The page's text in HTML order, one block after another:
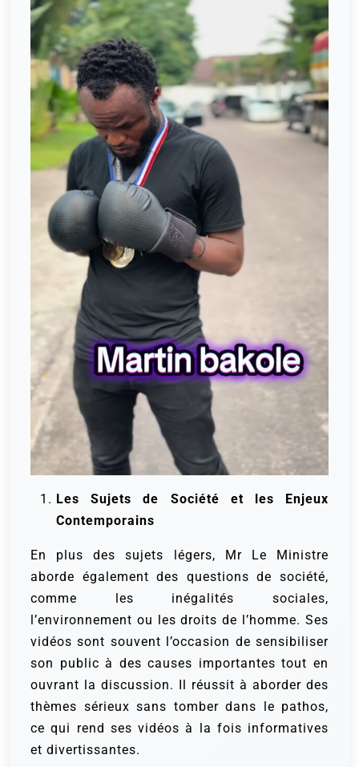
Les Sujets de Société et les Enjeux
Contemporains
En plus des sujets légers, Mr Le Ministre
aborde également des questions de société,
comme les inégalités sociales,
l’environnement ou les droits de l’homme. Ses
vidéos sont souvent l’occasion de sensibiliser
son public à des causes importantes tout en
ouvrant la discussion. Il réussit à aborder des
thèmes sérieux sans tomber dans le pathos,
ce qui rend ses vidéos à la fois informatives
et divertissantes.